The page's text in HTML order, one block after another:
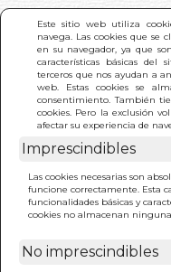
Este sitio web utiliza
navega. Las cookies que se
en su navegador, ya que
características básicas del
terceros que nos ayudan a
web. Estas cookies se
consentimiento. También
cookies. Pero la exclusión
afectar su experiencia de
Imprescindibles
Las cookies necesarias son
funcione correctamente. Esta
funcionalidades básicas y
cookies no almacenan
No imprescindibles
INICIO > BIBLIA